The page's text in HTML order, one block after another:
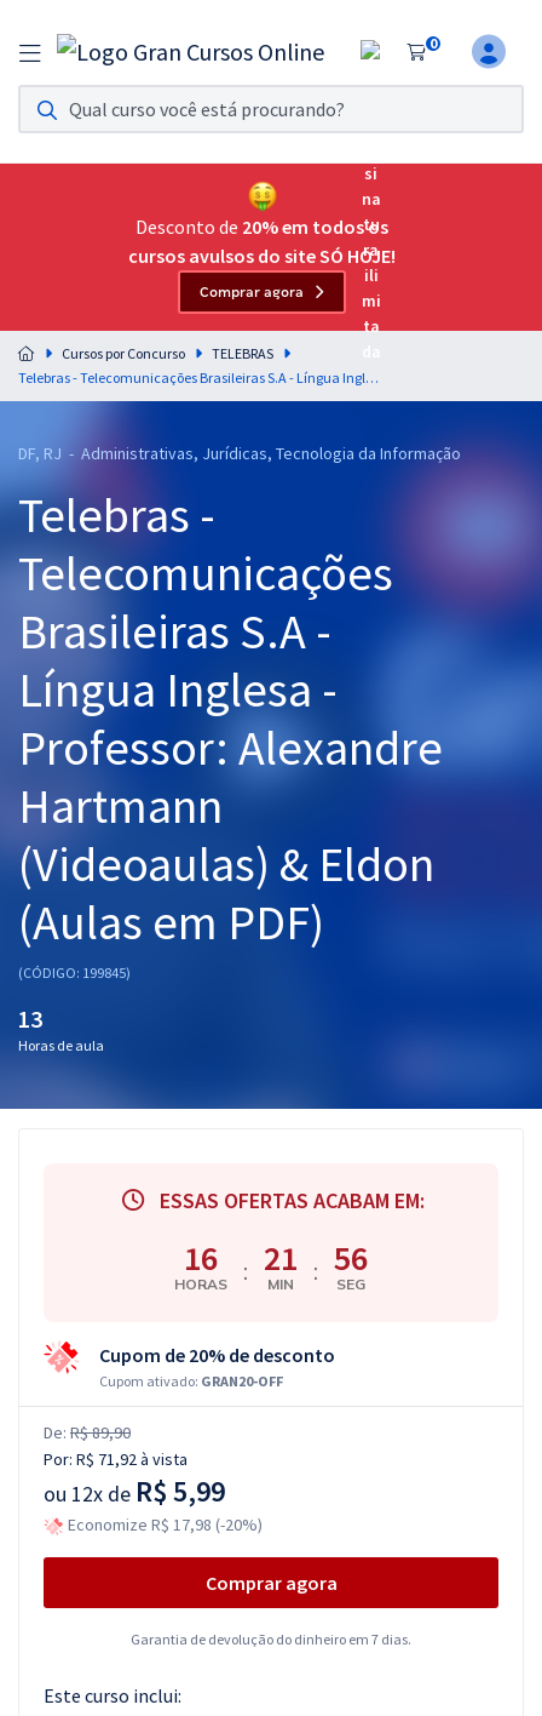
0
Assinatura Ilimitada 11
Acesso a todos os cursos. Teste grátis por 7 dias!
Assinatura OAB Até Passar
Acesso ilimitado a toda preparação para o Exame da
Residências Multiprofissionais
Preparação completa e intensiva para as principais
residências em saúde do Brasil
Cursos 20% OFF
Pós
Graduação
OAB
Mentorias
Questões grátis
Conteúdo gratuito
Blog
Aprovados
Desconto de 20% em todos os
cursos avulsos do site SÓ HOJE!
Comprar agora
Cursos por Concurso
TELEBRAS
Telebras - Telecomunicações Brasileiras S.A - Língua Inglesa - Professor: Alexandre Hartmann (Videoaulas) & Eldon (Aulas em PDF)
DF, RJ - Administrativas, Jurídicas, Tecnologia da Informação
Telebras -
Telecomunicações
Brasileiras S.A -
Língua Inglesa -
Professor: Alexandre
Hartmann
(Videoaulas) & Eldon
(Aulas em PDF)
(CÓDIGO: 199845)
13
Horas de aula
ESSAS OFERTAS ACABAM EM:
16
HORAS : 21
MIN : 55
SEG
Cupom de 20% de desconto
Cupom ativado: GRAN20-OFF
De: R$ 89,90
Por: R$ 71,92à vista
ou 12x de R$ 5,99
Economize R$ 17,98 (-20%)
Comprar agora
Garantia de devolução do dinheiro em 7 dias.
Este curso inclui: